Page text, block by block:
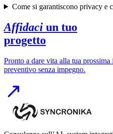
Come si garantiscono privacy e
Affidaci un tuo
progetto
Pronto a dare vita alla tua prossima
preventivo senza impegno.